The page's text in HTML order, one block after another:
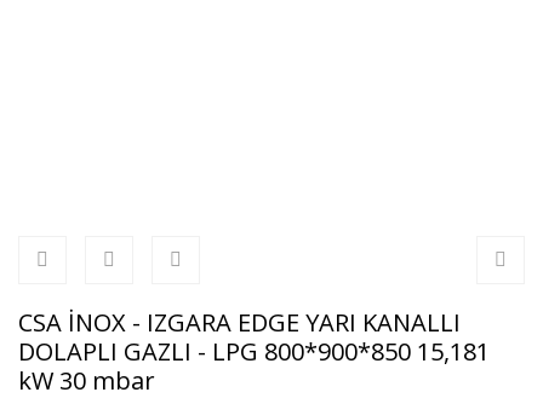
CSA İNOX - IZGARA EDGE YARI KANALLI
DOLAPLI GAZLI - LPG 800*900*850 15,181
kW 30 mbar